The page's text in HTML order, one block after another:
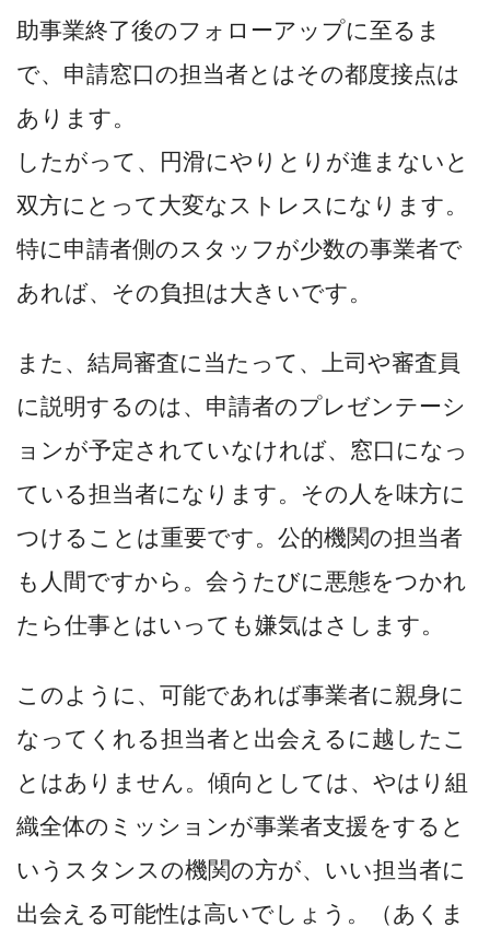
助事業終了後のフォローアップに至るま
で、申請窓口の担当者とはその都度接点は
あります。
したがって、円滑にやりとりが進まないと
双方にとって大変なストレスになります。
特に申請者側のスタッフが少数の事業者で
あれば、その負担は大きいです。
また、結局審査に当たって、上司や審査員
に説明するのは、申請者のプレゼンテーシ
ョンが予定されていなければ、窓口になっ
ている担当者になります。その人を味方に
つけることは重要です。公的機関の担当者
も人間ですから。会うたびに悪態をつかれ
たら仕事とはいっても嫌気はさします。
このように、可能であれば事業者に親身に
なってくれる担当者と出会えるに越したこ
とはありません。傾向としては、やはり組
織全体のミッションが事業者支援をすると
いうスタンスの機関の方が、いい担当者に
出会える可能性は高いでしょう。（あくま